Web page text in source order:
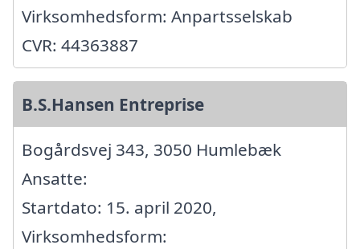
Virksomhedsform: Anpartsselskab
CVR: 44363887
B.S.Hansen Entreprise
Bogårdsvej 343, 3050 Humlebæk
Ansatte:
Startdato: 15. april 2020,
Virksomhedsform: